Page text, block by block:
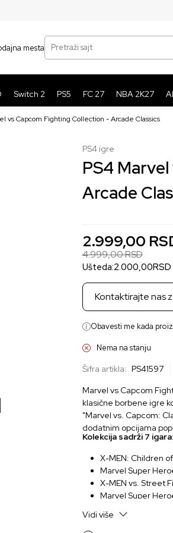
mesta
Pretraži sajt
Switch 2 PS5 FC 27 NBA 2K27
vs Capcom Fighting Collection - Arcade Classics
PS4 igre
PS4
Arcade
2.999,00
4.999,00RSD
Ušteda:2.000,00RSD
Kontaktirajte nas
Obavesti me kada
Nema na stanju
Šifra artikla: PS41597
Marvel vs Capcom
klasične borbene igre
"Marvel vs. Capcom:
dodatnim opcijama
Kolekcija sadrži 7 igara:
X-MEN: Children
Marvel Super
X-MEN vs. Street
Marvel Super
Marvel vs.
Vidi više